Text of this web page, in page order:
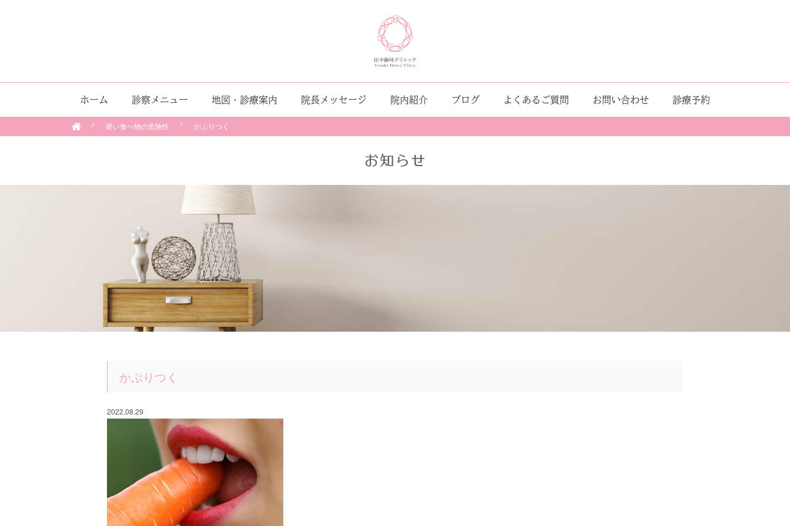
ホーム 診察メニュー 地図・診療案内 院長メッセージ 院内紹介 ブログ よくあるご質問 お問い合わせ 診療予約
硬い食べ物の危険性 かぶりつく
かぶりつく
2022.08.29